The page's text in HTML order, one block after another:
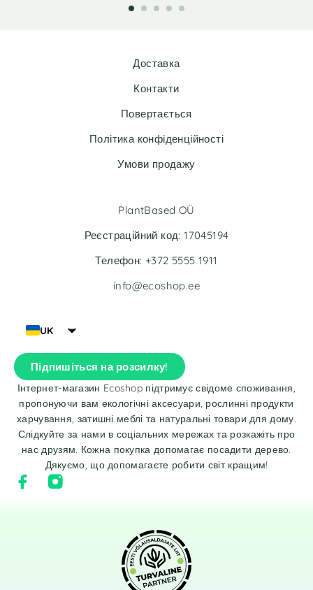
t
a
v
:
Доставка
Контакти
Повертається
Політика конфіденційності
Умови продажу
UK
Підпишіться на розсилку!
Інтернет-магазин Ecoshop підтримує свідоме споживання,
пропонуючи вам екологічні аксесуари, рослинні продукти
харчування, затишні меблі та натуральні товари для дому.
Слідкуйте за нами в соціальних мережах та розкажіть про
нас друзям. Кожна покупка допомагає посадити дерево.
Дякуємо, що допомагаєте робити світ кращим!
PlantBased OÜ
Реєстраційний код: 17045194
Телефон: +372 5555 1911
info@ecoshop.ee